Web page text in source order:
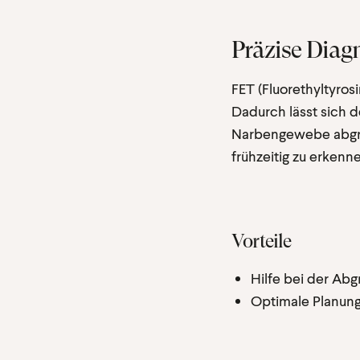
Präzise
FET
Dadurch lässt sich
Narbengewebe
frühzeitig zu
Vorteile
Hilfe bei der
Optimale